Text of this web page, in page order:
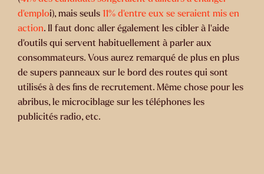
d’emploi), mais seuls 11% d’entre eux se seraient mis en
action. Il faut donc aller également les cibler à l’aide
d’outils qui servent habituellement à parler aux
consommateurs. Vous aurez remarqué de plus en plus
de supers panneaux sur le bord des routes qui sont
utilisés à des fins de recrutement. Même chose pour les
abribus, le microciblage sur les téléphones les
publicités radio, etc.